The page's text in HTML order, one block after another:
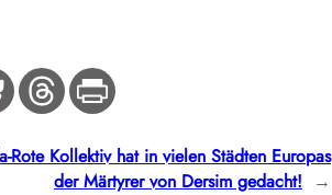
Rote Kollektiv hat in vielen Städten Europas
der Märtyrer von Dersim gedacht!
→